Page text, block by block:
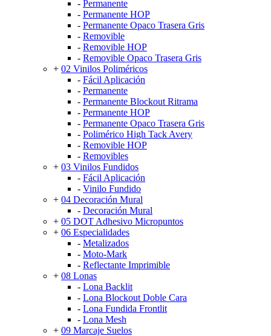
- Permanente
- Permanente HOP
- Permanente Opaco Trasera Gris
- Removible
- Removible HOP
- Removible Opaco Trasera Gris
+ 02 Vinilos Poliméricos
- Fácil Aplicación
- Permanente
- Permanente Blockout Ritrama
- Permanente HOP
- Permanente Opaco Trasera Gris
- Polimérico High Tack Avery
- Removible HOP
- Removibles
+ 03 Vinilos Fundidos
- Fácil Aplicación
- Vinilo Fundido
+ 04 Decoración Mural
- Decoración Mural
+ 05 DOT Adhesivo Micropuntos
+ 06 Especialidades
- Metalizados
- Moto-Mark
- Reflectante Imprimible
+ 08 Lonas
- Lona Backlit
- Lona Blockout Doble Cara
- Lona Fundida Frontlit
- Lona Mesh
+ 09 Marcaje Suelos